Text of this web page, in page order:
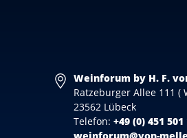
Weinforum by H. F.
Ratzeburger Allee 111 (
23562 Lübeck
Telefon: +49 (0) 451 501